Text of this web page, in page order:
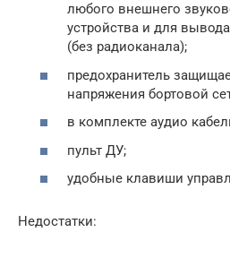
любого внешнего
устройства и для
(без радиоканала);
предохранитель
напряжения бортовой
в комплекте аудио
пульт ДУ;
удобные клавиши
Недостатки: